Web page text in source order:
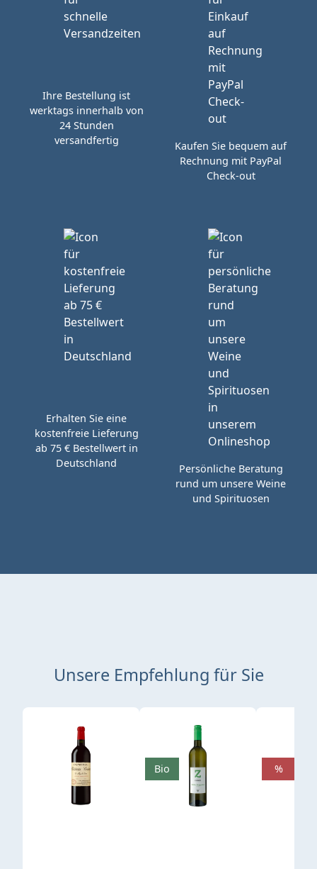
Ihre Bestellung ist
werktags innerhalb von
24 Stunden
versandfertig
Kaufen Sie bequem auf
Rechnung mit PayPal
Check-out
Erhalten Sie eine
kostenfreie Lieferung
ab 75 € Bestellwert in
Deutschland
Persönliche Beratung
rund um unsere Weine
und Spirituosen
Unsere Empfehlung für Sie
Produktgalerie überspringen
Bio %